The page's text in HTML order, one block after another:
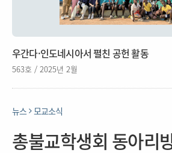
우간다·인도네시아서 펼친 공헌 활동
563호 / 2025년 2월
뉴스 모교소식
총불교학생회 동아리